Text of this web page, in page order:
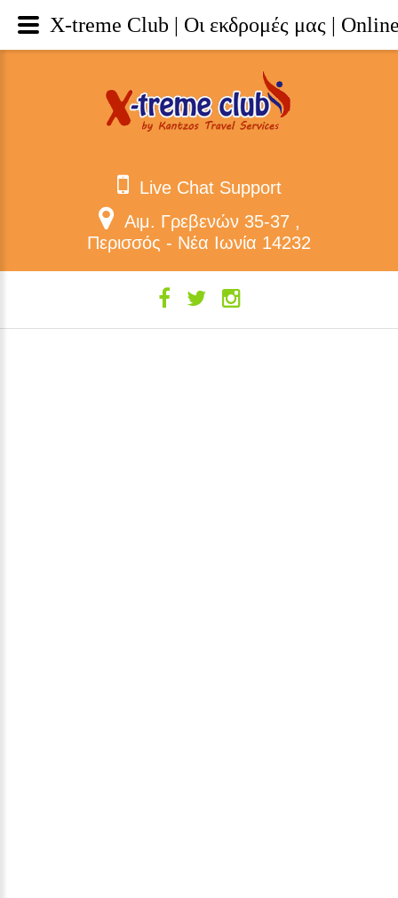
Live Chat Support
Αιμ. Γρεβενών 35-37 ,
Περισσός - Νέα Ιωνία 14232
X-treme Club | Οι εκδρομές μας |